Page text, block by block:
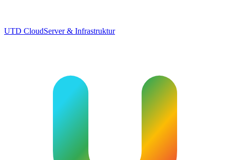
UTD CloudServer & Infrastruktur